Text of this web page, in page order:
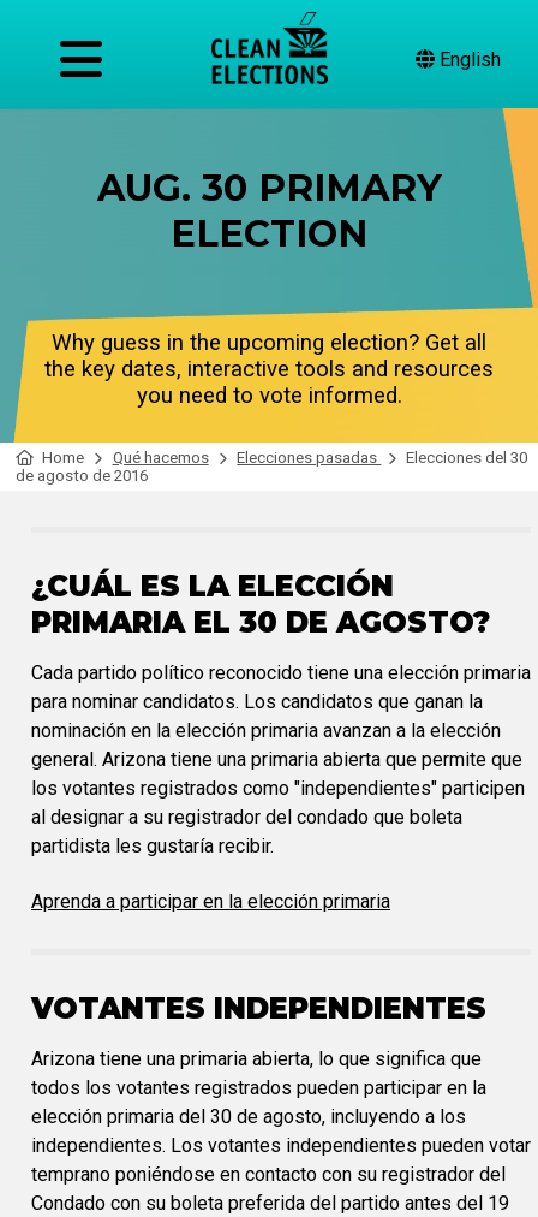
English
AUG. 30 PRIMARY
ELECTION
Why guess in the upcoming election? Get all
the key dates, interactive tools and resources
you need to vote informed.
Home Qué hacemos Elecciones pasadas
Elecciones del 30
de agosto de 2016
¿CUÁL ES LA ELECCIÓN
PRIMARIA EL 30 DE AGOSTO?
Cada partido político reconocido tiene una elección primaria
para nominar candidatos. Los candidatos que ganan la
nominación en la elección primaria avanzan a la elección
general. Arizona tiene una primaria abierta que permite que
los votantes registrados como "independientes" participen
al designar a su registrador del condado que boleta
partidista les gustaría recibir.
Aprenda a participar en la elección primaria
VOTANTES INDEPENDIENTES
Arizona tiene una primaria abierta, lo que significa que
todos los votantes registrados pueden participar en la
elección primaria del 30 de agosto, incluyendo a los
independientes. Los votantes independientes pueden votar
temprano poniéndose en contacto con su registrador del
Condado con su boleta preferida del partido antes del 19